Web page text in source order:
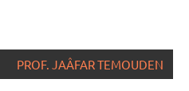
PROF. JAÂFAR TEMOUDEN